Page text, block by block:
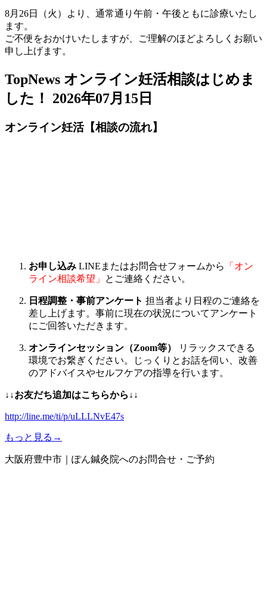
8月26日（火）より、通常通り午前・午後ともに診療いたし
ます。
ご不便をおかけいたしますが、ご理解のほどよろしくお願い
申し上げます。
TopNews オンライン妊活相談はじめま
した！
2026年07月15日
オンライン妊活【相談の流れ】
お申し込み LINEまたはお問合せフォームから
「オン
ライン相談希望」
とご連絡ください。
日程調整・事前アンケート 担当者より日程のご連絡を
差し上げます。事前に現在の状況についてアンケート
にご回答いただきます。
オンラインセッション（Zoom等）
リラックスできる
環境でお繋ぎください。じっくりとお話を伺い、改善
のアドバイスやセルフケアの指導を行います。
↓↓お友だち追加はこちらから ↓↓
http://line.me/ti/p/uLLLNvE47s
もっと見る→
大阪府豊中市｜ぽん鍼灸院へのお問合せ・ご予約